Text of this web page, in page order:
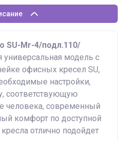
SU-Mr-4/подл.110/
универсальная модель с
офисных кресел SU,
настройки,
соответствующую
человека, современный
комфорт по доступной
отлично подойдет